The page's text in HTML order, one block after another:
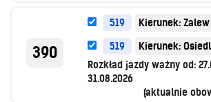
390
519
Kierunek:
519
Kierunek:
Rozkład jazdy ważny od:
31.08.2026
(aktualnie